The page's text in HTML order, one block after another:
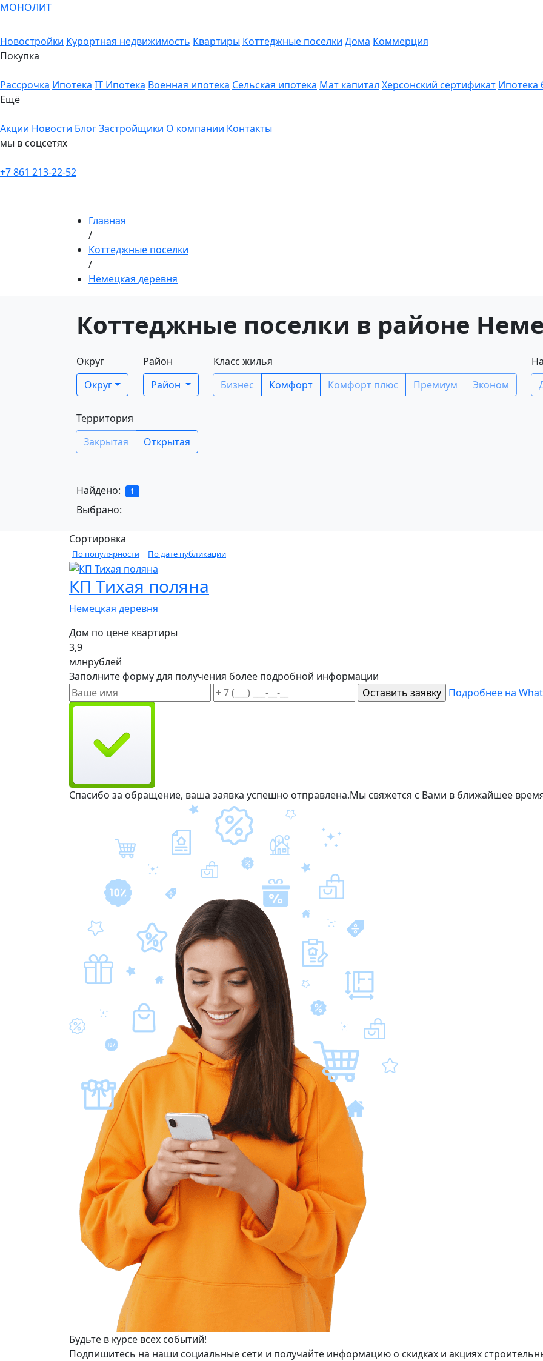
МОНОЛИТ
Новостройки Курортная недвижимость Квартиры Коттеджные поселки Дома Коммерция
Покупка
Рассрочка Ипотека IT Ипотека Военная ипотека Сельская ипотека Мат капитал Херсонский сертификат Ипотека
Ещё
Акции Новости БлогЗастройщики О компании Контакты
мы в соцсетях
+7 861 213-22-52
Главная
/
Коттеджные поселки
/
Немецкая деревня
Коттеджные поселки в районе
Округ
Округ
Район
Район
Класс жилья
Бизнес
Комфорт Комфорт плюс Премиум Эконом
Территория
Закрытая
Открытая
Найдено: 1
Выбрано:
Сортировка
По популярности По дате публикации
КП Тихая поляна
Немецкая деревня
Дом по цене квартиры
3,9
млнрублей
Заполните форму для получения более подробной информации
Подробнее на
Спасибо за обращение, ваша заявка успешно отправлена.Мы свяжется с Вами в ближайшее
Будьте в курсе всех событий!
Подпишитесь на наши социальные сети и получайте информацию о скидках и акциях